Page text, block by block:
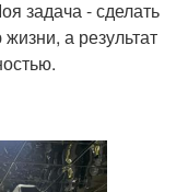
задача - сделать
а результат